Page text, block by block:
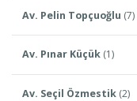
Av. Pelin Topçuoğlu (7)
Av. Pınar Küçük (1)
Av. Seçil Özmestik (2)